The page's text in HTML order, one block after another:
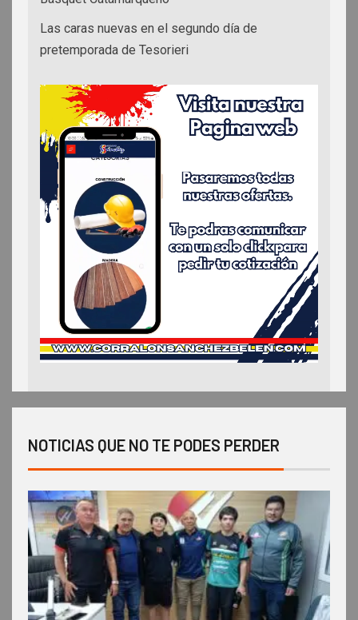
Las caras nuevas en el segundo día de
pretemporada de Tesorieri
NOTICIAS QUE NO TE PODES PERDER